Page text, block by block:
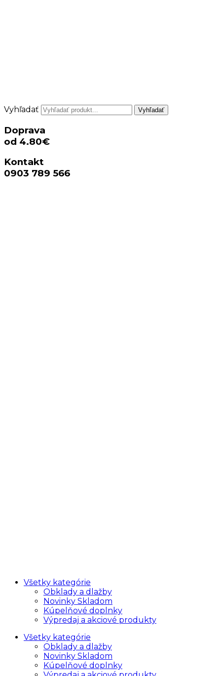
Vyhľadať Vyhľadať
Doprava
od 4.80€
Kontakt
0903 789 566
Všetky kategórie
Obklady a dlažby
Novinky Skladom
Kúpelňové doplnky
Výpredaj a akciové produkty
Všetky kategórie
Obklady a dlažby
Novinky Skladom
Kúpelňové doplnky